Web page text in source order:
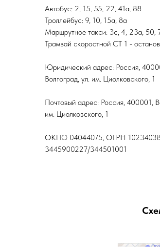
Автобус: 2, 15, 55, 22, 41а, 88
Троллейбус: 9, 10, 15а, 8а
Маршрутное такси: 3с, 4, 23а, 50,
Трамвай скоростной СТ 1 -
Юридический адрес: Россия,
Волгоград, ул. им. Циолковского, 1
Почтовый адрес: Россия, 400001,
им. Циолковского, 1
ОКПО 04044075, ОГРН
3445900227/344501001